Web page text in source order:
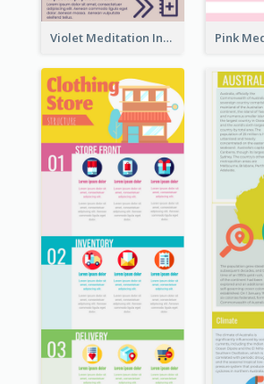
Violet Meditation Infographic